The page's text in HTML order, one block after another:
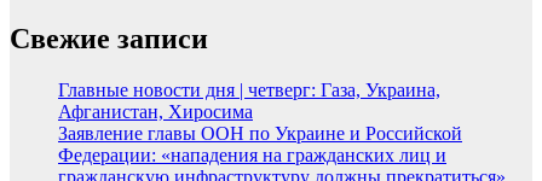
Свежие записи
Главные новости дня | четверг: Газа, Украина,
Афганистан, Хиросима
Заявление главы ООН по Украине и Российской
Федерации: «нападения на гражданских лиц и